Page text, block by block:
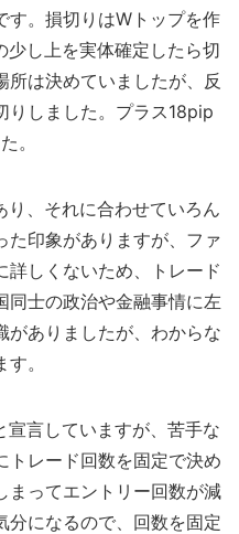
す。損切りはWトップを作
少し上を実体確定したら切
所は決めていましたが、反
りしました。プラス18pip
。
、それに合わせていろん
た印象がありますが、ファ
詳しくないため、トレード
同士の政治や金融事情に左
がありましたが、わからな
。
言していますが、苦手な
トレード回数を固定で決め
まってエントリー回数が減
分になるので、回数を固定